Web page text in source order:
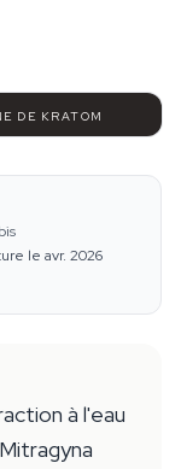
DE KRATOM
le avr. 2026
à l'eau